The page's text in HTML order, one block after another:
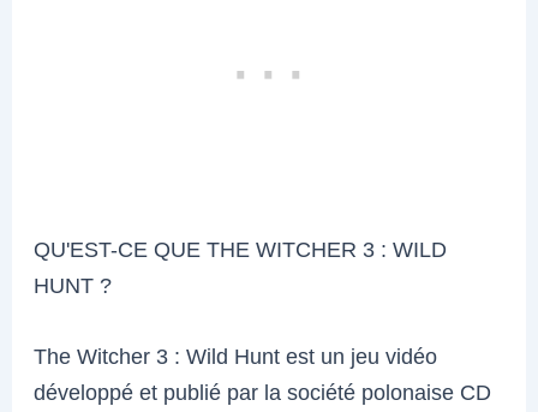
QU'EST-CE QUE THE WITCHER 3 : WILD
HUNT ?
The Witcher 3 : Wild Hunt est un jeu vidéo
développé et publié par la société polonaise CD